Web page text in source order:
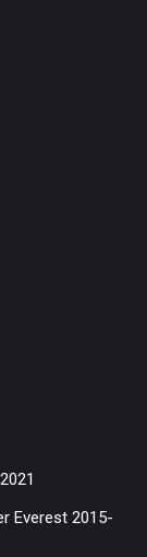
Everest 2015-